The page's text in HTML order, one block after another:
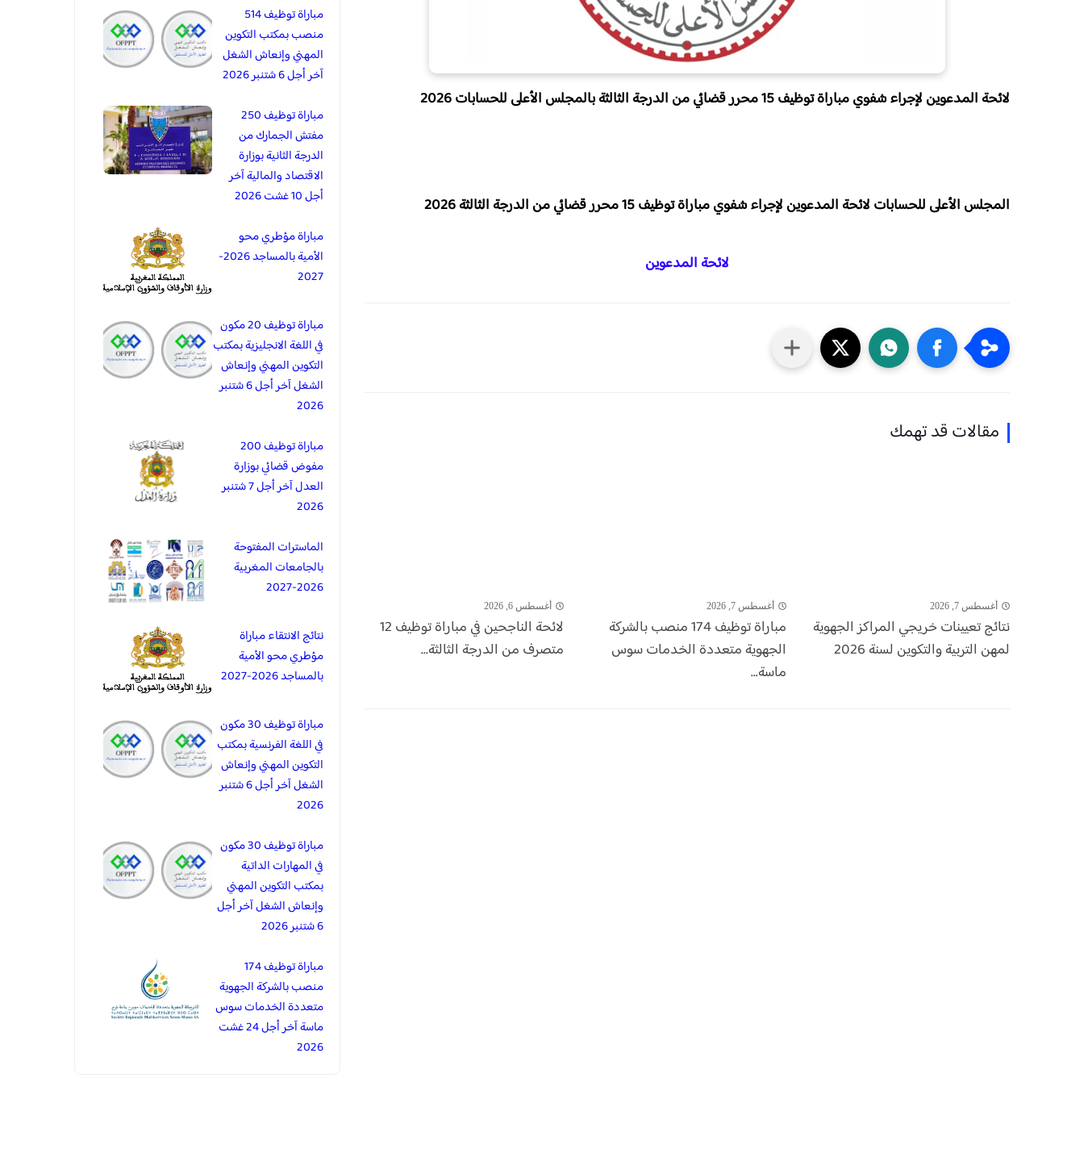
لائحة المدعوين لإجراء شفوي مباراة توظيف 15 محرر قضائي من الدرجة الثالثة بالمجلس الأعلى للحسابات 2026
المجلس الأعلى للحسابات لائحة المدعوين لإجراء شفوي مباراة توظيف 15 محرر قضائي من الدرجة الثالثة 2026
لائحة المدعوين
مقالات قد تهمك
أغسطس 7, 2026
نتائج تعيينات خريجي المراكز الجهوية
لمهن التربية والتكوين لسنة 2026
أغسطس 7, 2026
مباراة توظيف 174 منصب بالشركة
الجهوية متعددة الخدمات سوس
ماسة...
أغسطس 6, 2026
لائحة الناجحين في مباراة توظيف 12
متصرف من الدرجة الثالثة...
مباراة توظيف 514
منصب بمكتب التكوين
المهني وإنعاش الشغل
آخر أجل 6 شتنبر 2026
مباراة توظيف 250
مفتش الجمارك من
الدرجة الثانية بوزارة
الاقتصاد والمالية آخر
أجل 10 غشت 2026
مباراة مؤطري محو
الأمية بالمساجد 2026-
2027
مباراة توظيف 20 مكون
في اللغة الانجليزية بمكتب
التكوين المهني وإنعاش
الشغل آخر أجل 6 شتنبر
2026
مباراة توظيف 200
مفوض قضائي بوزارة
العدل آخر أجل 7 شتنبر
2026
الماسترات المفتوحة
بالجامعات المغربية
2026-2027
نتائج الانتقاء مباراة
مؤطري محو الأمية
بالمساجد 2026-2027
مباراة توظيف 30 مكون
في اللغة الفرنسية بمكتب
التكوين المهني وإنعاش
الشغل آخر أجل 6 شتنبر
2026
مباراة توظيف 30 مكون
في المهارات الداتية
بمكتب التكوين المهني
وإنعاش الشغل آخر أجل
6 شتنبر 2026
مباراة توظيف 174
منصب بالشركة الجهوية
متعددة الخدمات سوس
ماسة آخر أجل 24 غشت
2026